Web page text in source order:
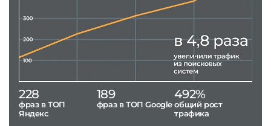
228
фраз в ТОП
Яндекс
189
фраз в ТОП Google
492%
общий рост
трафика